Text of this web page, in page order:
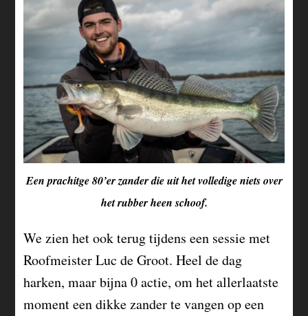
Een prachitge 80’er zander die uit het volledige niets over
het rubber heen schoof.
We zien het ook terug tijdens een sessie met
Roofmeister Luc de Groot. Heel de dag
harken, maar bijna 0 actie, om het allerlaatste
moment een dikke zander te vangen op een